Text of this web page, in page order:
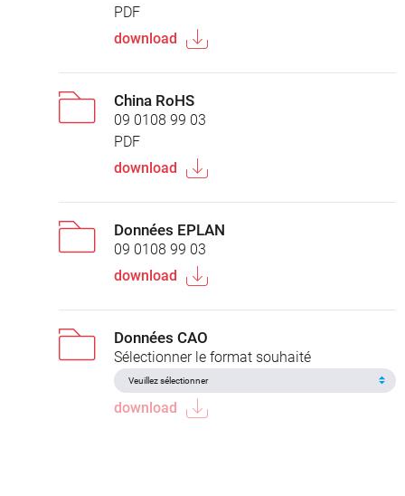
PDF
download
China RoHS
09 0108 99 03
PDF
download
Données EPLAN
09 0108 99 03
download
Données CAO
Sélectionner le format souhaité
download